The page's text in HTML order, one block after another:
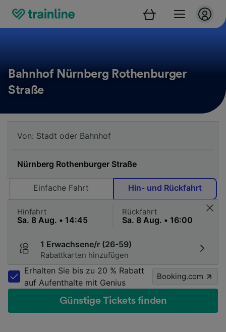
Bahnhof Nürnberg Rothenburger
Straße
Einfache Fahrt Hin- und Rückfahrt
Hinfahrt Rückfahrt
1 Erwachsene/r (26-59)
Rabattkarten hinzufügen
Erhalten Sie bis zu 20 % Rabatt
auf Aufenthalte mit Genius
Booking.com
Günstige Tickets finden